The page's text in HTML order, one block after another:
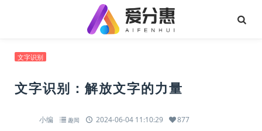
文字识别
文字识别：解放文字的力量
小编 趣闻 2024-06-04 11:10:29 877